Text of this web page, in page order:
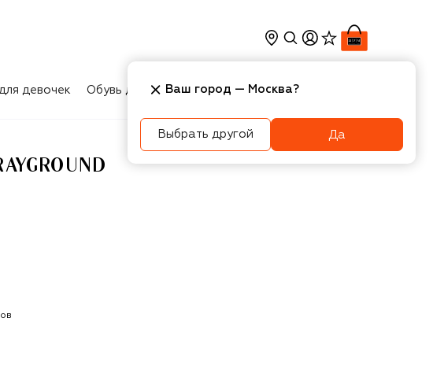
девочек Обувь для мальчиков Игрушки Аксесcуары
Ваш город — Москва?
Выбрать другой Да